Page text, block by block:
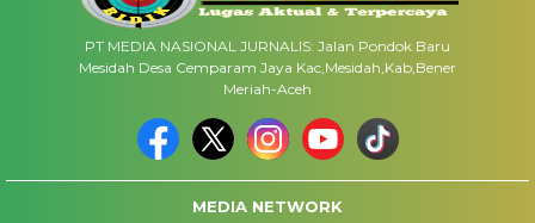
PT MEDIA NASIONAL JURNALIS: Jalan Pondok Baru
Mesidah Desa Cemparam Jaya Kac,Mesidah,Kab,Bener
Meriah-Aceh
MEDIA NETWORK